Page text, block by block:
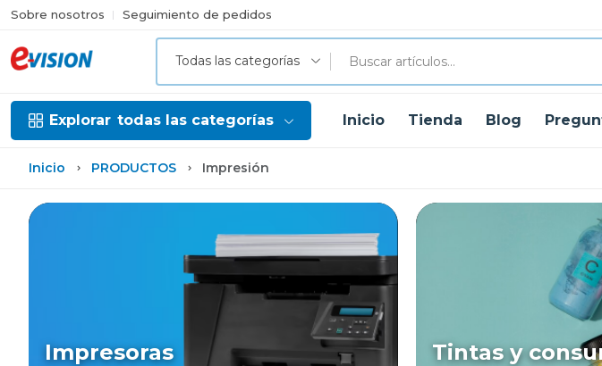
Sobre nosotros Seguimiento de pedidos
Todas las categorías
Explorar todas las categorías Inicio Tienda Blog
Inicio PRODUCTOS Impresión
Impresoras Tintas y